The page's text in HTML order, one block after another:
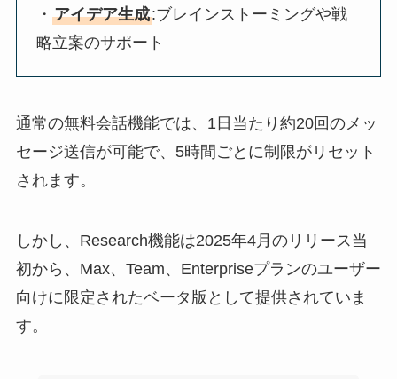
・アイデア生成:ブレインストーミングや戦
略立案のサポート
通常の無料会話機能では、1日当たり約20回のメッ
セージ送信が可能で、5時間ごとに制限がリセット
されます。
しかし、Research機能は2025年4月のリリース当
初から、Max、Team、Enterpriseプランのユーザー
向けに限定されたベータ版として提供されていま
す。